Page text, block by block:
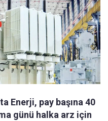
Enerji, pay başına 40
günü halka arz için